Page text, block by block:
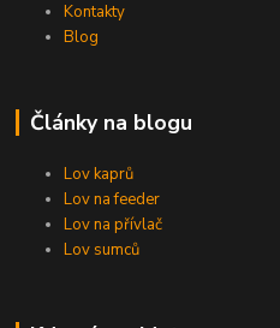
Kontakty
Blog
Články na blogu
Lov kaprů
Lov na feeder
Lov na přívlač
Lov sumců